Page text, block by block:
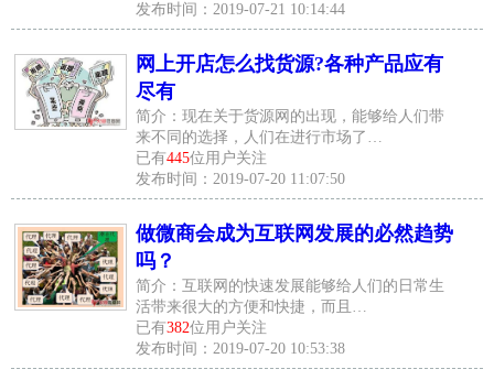
发布时间：2019-07-21 10:14:44
网上开店怎么找货源?各种产品应有
尽有
简介：现在关于货源网的出现，能够给人们带
来不同的选择，人们在进行市场了…
已有445位用户关注
发布时间：2019-07-20 11:07:50
做微商会成为互联网发展的必然趋势
吗？
简介：互联网的快速发展能够给人们的日常生
活带来很大的方便和快捷，而且…
已有382位用户关注
发布时间：2019-07-20 10:53:38